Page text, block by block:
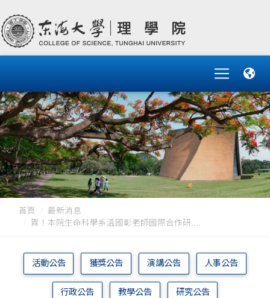
首頁
最新消息
賀！本院生命科學系溫國彰老師國際合作研....
活動公告 獲獎公告 演講公告 人事公告
行政公告 教學公告 研究公告